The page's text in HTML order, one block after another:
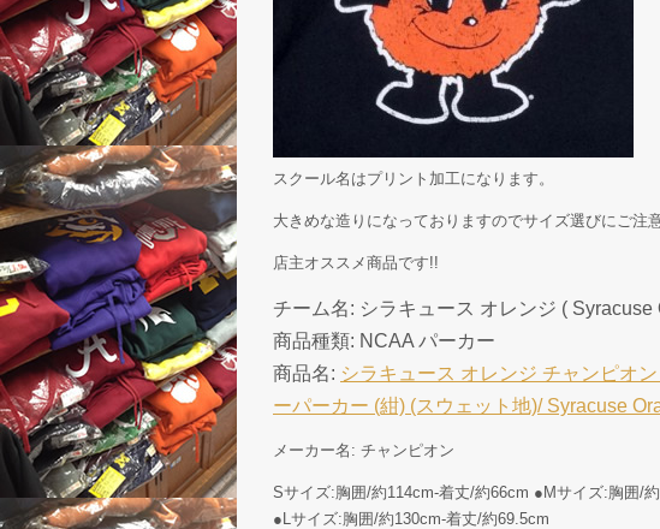
スクール名はプリント加工になります。
大きめな造りになっておりますのでサイズ選びにご注意
店主オススメ商品です!!
チーム名: シラキュース オレンジ ( Syracuse
商品種類: NCAA パーカー
商品名: シラキュース オレンジ チャンピオ
ーパーカー (紺) (スウェット地)/ Syracuse
メーカー名: チャンピオン
Sサイズ:胸囲/約114cm-着丈/約66cm ●Mサイズ:胸囲/
●Lサイズ:胸囲/約130cm-着丈/約69.5cm